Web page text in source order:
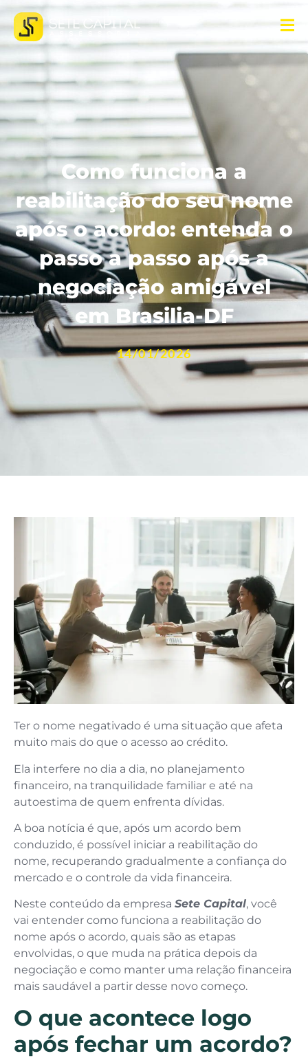
Como funciona a
reabilitação do seu nome
após o acordo: entenda o
passo a passo após a
negociação amigável
em Brasilia-DF
14/01/2026
Ter o nome negativado é uma situação que afeta
muito mais do que o acesso ao crédito.
Ela interfere no dia a dia, no planejamento
financeiro, na tranquilidade familiar e até na
autoestima de quem enfrenta dívidas.
A boa notícia é que, após um acordo bem
conduzido, é possível iniciar a reabilitação do
nome, recuperando gradualmente a confiança do
mercado e o controle da vida financeira.
Neste conteúdo da empresa Sete Capital, você
vai entender como funciona a reabilitação do
nome após o acordo, quais são as etapas
envolvidas, o que muda na prática depois da
negociação e como manter uma relação financeira
mais saudável a partir desse novo começo.
O que acontece logo
após fechar um acordo?